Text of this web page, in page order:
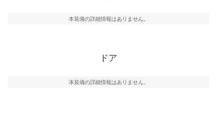
本装備の詳細情報はありません。
ドア
本装備の詳細情報はありません。